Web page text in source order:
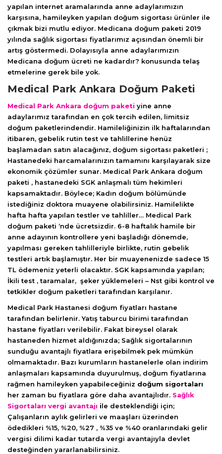
yapılan internet aramalarında anne adaylarımızın
karşısına, hamileyken yapılan doğum sigortası ürünler ile
çıkmak bizi mutlu ediyor. Medicana doğum paketi 2019
yılında sağlık sigortası fiyatlarımız açısından önemli bir
artış göstermedi. Dolayısıyla anne adaylarımızın
Medicana doğum ücreti ne kadardır? konusunda telaş
etmelerine gerek bile yok.
Medical Park Ankara Doğum Paketi
Medical Park Ankara doğum paketi yine anne
adaylarımız tarafından en çok tercih edilen, limitsiz
doğum paketlerindendir. Hamileliğinizin ilk haftalarından
itibaren, gebelik rutin test ve tahlillerine henüz
başlamadan satın alacağınız, doğum sigortası paketleri ;
Hastanedeki harcamalarınızın tamamını karşılayarak size
ekonomik çözümler sunar. Medical Park Ankara doğum
paketi , hastanedeki SGK anlaşmalı tüm hekimleri
kapsamaktadır. Böylece; Kadın doğum bölümünde
istediğiniz doktora muayene olabilirsiniz. Hamilelikte
hafta hafta yapılan testler ve tahliller… Medical Park
doğum paketi ‘nde ücretsizdir. 6-8 haftalık hamile bir
anne adayının kontrollere yeni başladığı dönemde,
yapılması gereken tahlilleriyle birlikte, rutin gebelik
testleri artık başlamıştır. Her bir muayenenizde sadece 15
TL ödemeniz yeterli olacaktır. SGK kapsamında yapılan;
İkili test , taramalar, şeker yüklemeleri – Nst gibi kontrol ve
tetkikler doğum paketleri tarafından karşılanır.
Medical Park Hastanesi doğum fiyatları hastane
tarafından belirlenir. Yatış taburcu birimi tarafından
hastane fiyatları verilebilir. Fakat bireysel olarak
hastaneden hizmet aldığınızda; Sağlık sigortalarının
sunduğu avantajlı fiyatlara erişebilmek pek mümkün
olmamaktadır. Bazı kurumların hastanelerle olan indirim
anlaşmaları kapsamında duyurulmuş, doğum fiyatlarına
rağmen hamileyken yapabileceğiniz doğum sigortaları
her zaman bu fiyatlara göre daha avantajlıdır. Sağlık
Sigortaları vergi avantajı ile desteklendiği için;
Çalışanların aylık gelirleri ve maaşları üzerinden
ödedikleri %15, %20, %27 , %35 ve %40 oranlarındaki gelir
vergisi dilimi kadar tutarda vergi avantajıyla devlet
desteğinden yararlanabilirsiniz.